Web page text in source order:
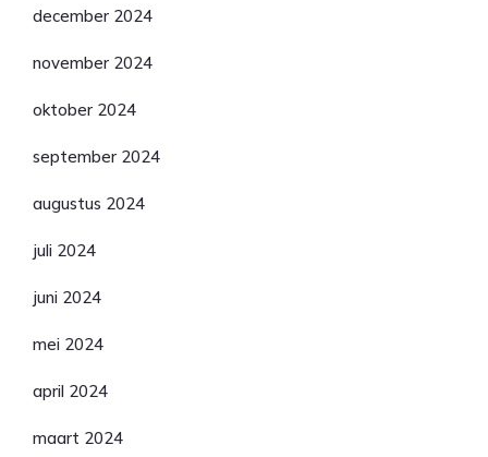
december 2024
november 2024
oktober 2024
september 2024
augustus 2024
juli 2024
juni 2024
mei 2024
april 2024
maart 2024